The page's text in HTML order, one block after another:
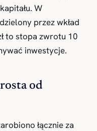
W
przez wkład
to stopa zwrotu 10
inwestycje.
od
łącznie za